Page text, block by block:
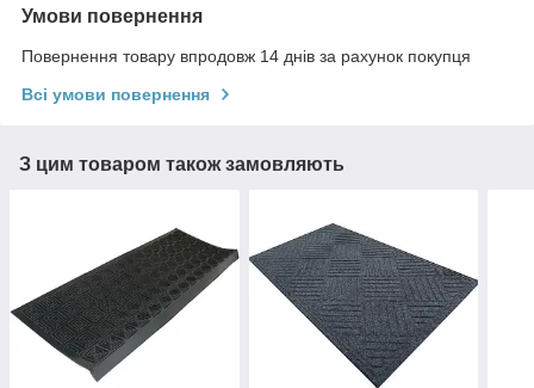
Умови повернення
Повернення товару впродовж 14 днів за рахунок покупця
Всі умови повернення
З цим товаром також замовляють